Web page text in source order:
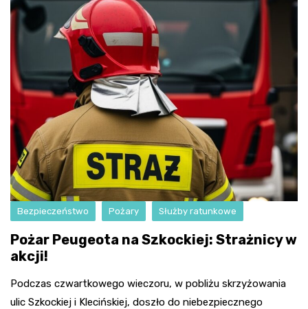
Bezpieczeństwo Pożary Służby ratunkowe
Pożar Peugeota na Szkockiej: Strażnicy w
akcji!
Podczas czwartkowego wieczoru, w pobliżu skrzyżowania
ulic Szkockiej i Klecińskiej, doszło do niebezpiecznego